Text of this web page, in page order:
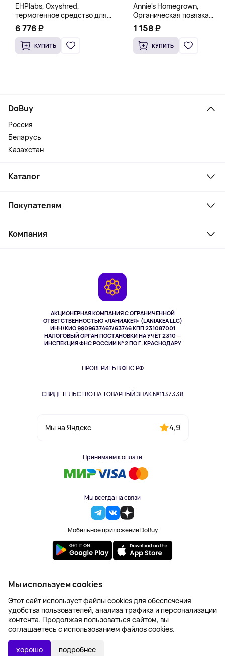
В КОРЗИНУ
EHPlabs, Oxyshred,
термогенное средство для
сжигания жира, малиновое
освежение, 318 г (11,2 унции)
6 776 ₽
КУПИТЬ
Annie's Homegrown,
Органическая повязка
«Богиня», 236 мл (8 жидк.
унц.)
1 158 ₽
КУПИТЬ
АКЦИОНЕРНАЯ КОМПАНИЯ С ОГРАНИЧЕННОЙ
ОТВЕТСТВЕННОСТЬЮ «ЛАНИАКЕЯ» (LANIAKEA LLC)
ИНН/КИО 9909637467/63746 КПП 231087001
НАЛОГОВЫЙ ОРГАН ПОСТАНОВКИ НА УЧЁТ 2310 —
ИНСПЕКЦИЯ ФНС РОССИИ № 2 ПО Г. КРАСНОДАРУ
ПРОВЕРИТЬ В ФНС РФ
СВИДЕТЕЛЬСТВО НА ТОВАРНЫЙ ЗНАК №1137338
Мы на Яндекс 4,9
Принимаем к оплате
Мы всегда на связи
Мобильное приложение DoBuy
DoBuy
Россия
Беларусь
Казахстан
Каталог
Ноутбуки, мониторы, VR
Косметика и уход
Здоровье питомцев
Одежда и аксессуары
Покупателям
Как заказать
Компания
2023-2026 © DoBuy. Все права защищены
Правила обработки персональных данных
Пользовательское соглашение
Оферта
Создание сайта – NetLab
Мы используем cookies
Этот сайт использует файлы cookies для обеспечения
удобства пользователей, анализа трафика и персонализации
контента. Продолжая пользоваться сайтом, вы
соглашаетесь с использованием файлов cookies.
хорошо подробнее